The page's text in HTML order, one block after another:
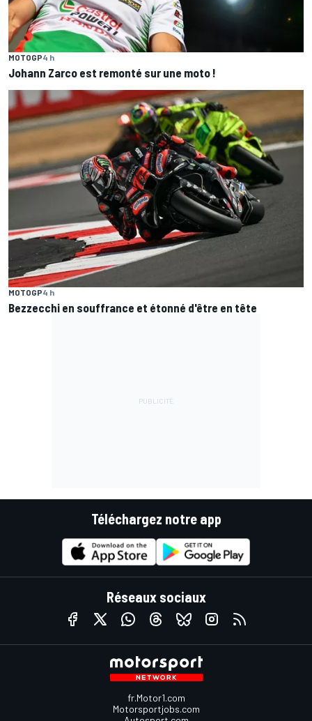
MOTOGP4 h
Johann Zarco est remonté sur une moto !
MOTOGP4 h
Bezzecchi en souffrance et étonné d'être en tête
Téléchargez notre app
Réseaux sociaux
fr.Motor1.com
Motorsportjobs.com